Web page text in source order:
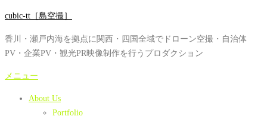
コ
テ
ン
ツ
cubic-tt［島空撮］
香川・瀬戸内海を拠点に関西・四国全域でドローン空撮・自治体
PV・企業PV・観光PR映像制作を行うプロダクション
メニュー
About Us
Portfolio